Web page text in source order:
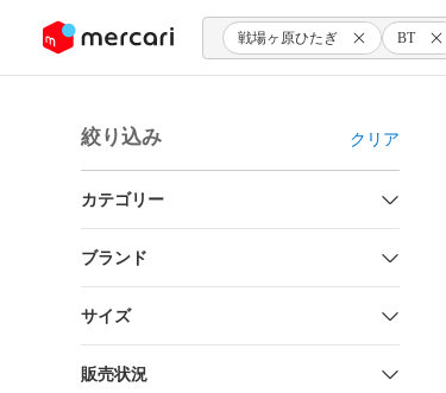
ツにスキップ 戦場ヶ原ひたぎ BT
絞り込み クリア
カテゴリー
ブランド
サイズ
販売状況